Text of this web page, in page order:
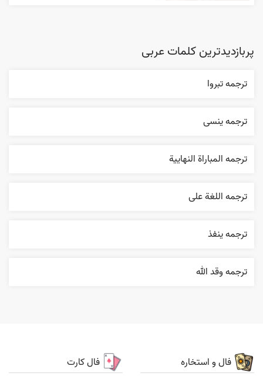
پربازدیدترین کلمات عربی
ترجمه تبروا
ترجمه ینسی
ترجمه المباراة النهایية
ترجمه اللغة علی
ترجمه ينفذ
ترجمه وقد الله
فال و استخاره فال کارت